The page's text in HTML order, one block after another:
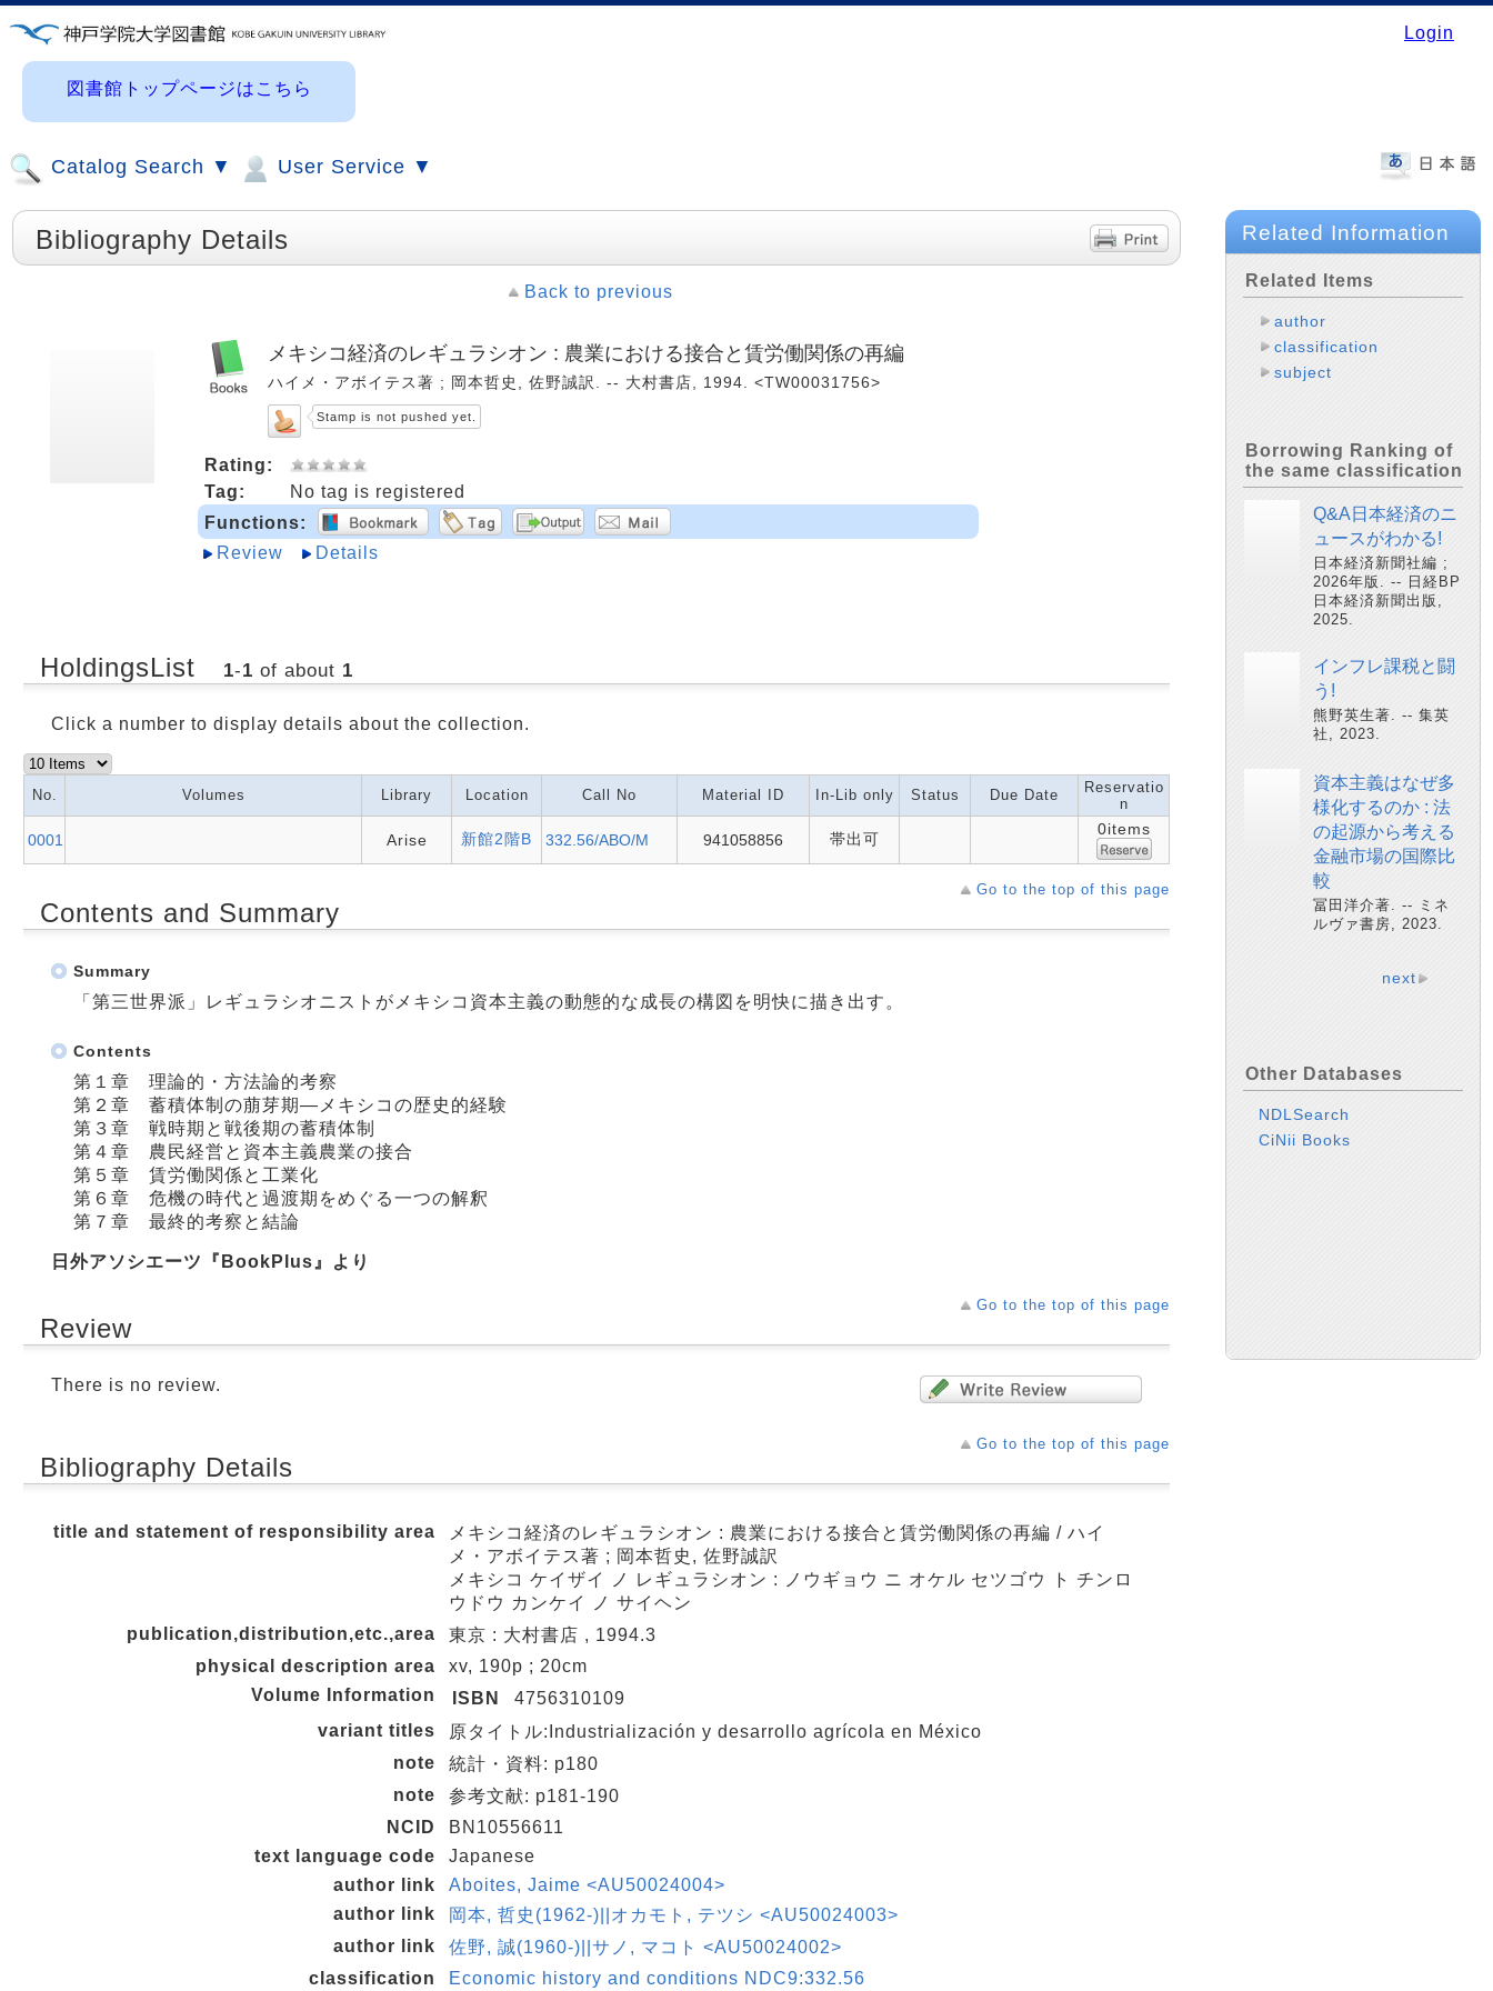
Login
図書館トップページはこちら
Catalog Search ▼ User Service ▼
Bibliography Details
Back to previous
メキシコ経済のレギュラシオン : 農業における接合と賃労働関係の再編
ハイメ・アボイテス著 ; 岡本哲史, 佐野誠訳. -- 大村書店, 1994. <TW00031756>
Stamp is not pushed yet.
Rating:
Tag:
No tag is registered
Functions:
Review
Details
HoldingsList 1-1 of about 1
Click a number to display details about the collection.
No. Volumes Library Location Call No Material ID In-Lib only Status Due Date
Reservatio
n
0001 Arise 新館2階B 332.56/ABO/M 941058856 帯出可
0items
Go to the top of this page
Contents and Summary
Summary
「第三世界派」レギュラシオニストがメキシコ資本主義の動態的な成長の構図を明快に描き出す。
Contents
第１章 理論的・方法論的考察
第２章 蓄積体制の萠芽期―メキシコの歴史的経験
第３章 戦時期と戦後期の蓄積体制
第４章 農民経営と資本主義農業の接合
第５章 賃労働関係と工業化
第６章 危機の時代と過渡期をめぐる一つの解釈
第７章 最終的考察と結論
日外アソシエーツ『BookPlus』より
Go to the top of this page
Review
There is no review.
Go to the top of this page
Bibliography Details
title and statement of responsibility area
メキシコ経済のレギュラシオン : 農業における接合と賃労働関係の再編 / ハイ
メ・アボイテス著 ; 岡本哲史, 佐野誠訳
メキシコ ケイザイ ノ レギュラシオン : ノウギョウ ニ オケル セツゴウ ト チンロ
ウドウ カンケイ ノ サイヘン
publication,distribution,etc.,area
東京 : 大村書店 , 1994.3
physical description area
xv, 190p ; 20cm
Volume Information
ISBN
4756310109
variant titles
原タイトル:Industrialización y desarrollo agrícola en México
note
統計・資料: p180
note
参考文献: p181-190
NCID
BN10556611
text language code
Japanese
author link
Aboites, Jaime <AU50024004>
author link
岡本, 哲史(1962-)||オカモト, テツシ <AU50024003>
author link
佐野, 誠(1960-)||サノ, マコト <AU50024002>
classification
Economic history and conditions NDC9:332.56
Related Information
Related Items
author
classification
subject
Borrowing Ranking of
the same classification
Q&A日本経済のニ
ュースがわかる!
日本経済新聞社編 ;
2026年版. -- 日経BP
日本経済新聞出版,
2025.
インフレ課税と闘
う!
熊野英生著. -- 集英
社, 2023.
資本主義はなぜ多
様化するのか : 法
の起源から考える
金融市場の国際比
較
冨田洋介著. -- ミネ
ルヴァ書房, 2023.
next
Other Databases
NDLSearch
CiNii Books